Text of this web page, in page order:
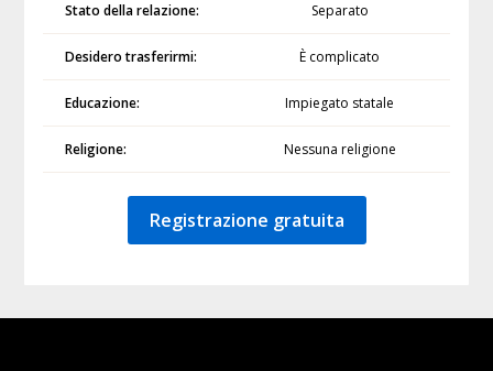
Stato della relazione: Separato
Desidero trasferirmi: È complicato
Educazione: Impiegato statale
Religione: Nessuna religione
Registrazione gratuita